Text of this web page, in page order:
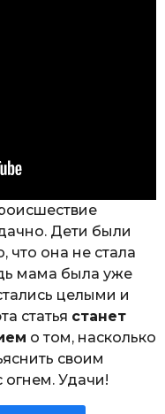
Дети были
что она не стала
мама была уже
целыми и
статья станет
о том, насколько
своим
Удачи!